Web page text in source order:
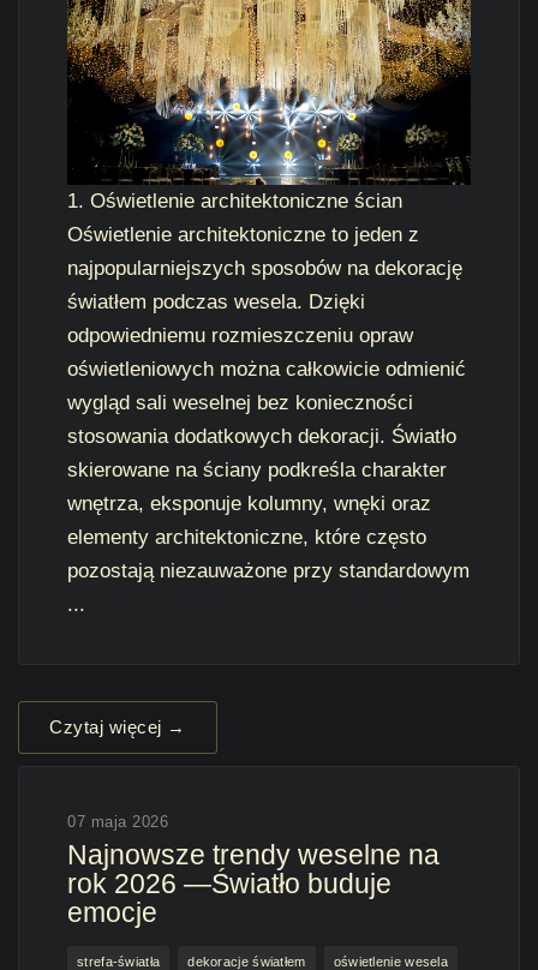
1. Oświetlenie architektoniczne ścian
Oświetlenie architektoniczne to jeden z
najpopularniejszych sposobów na dekorację
światłem podczas wesela. Dzięki
odpowiedniemu rozmieszczeniu opraw
oświetleniowych można całkowicie odmienić
wygląd sali weselnej bez konieczności
stosowania dodatkowych dekoracji. Światło
skierowane na ściany podkreśla charakter
wnętrza, eksponuje kolumny, wnęki oraz
elementy architektoniczne, które często
pozostają niezauważone przy standardowym
...
Czytaj więcej →
07 maja 2026
Najnowsze trendy weselne na
rok 2026 —Światło buduje
emocje
strefa-światła dekoracje światłem oświetlenie wesela